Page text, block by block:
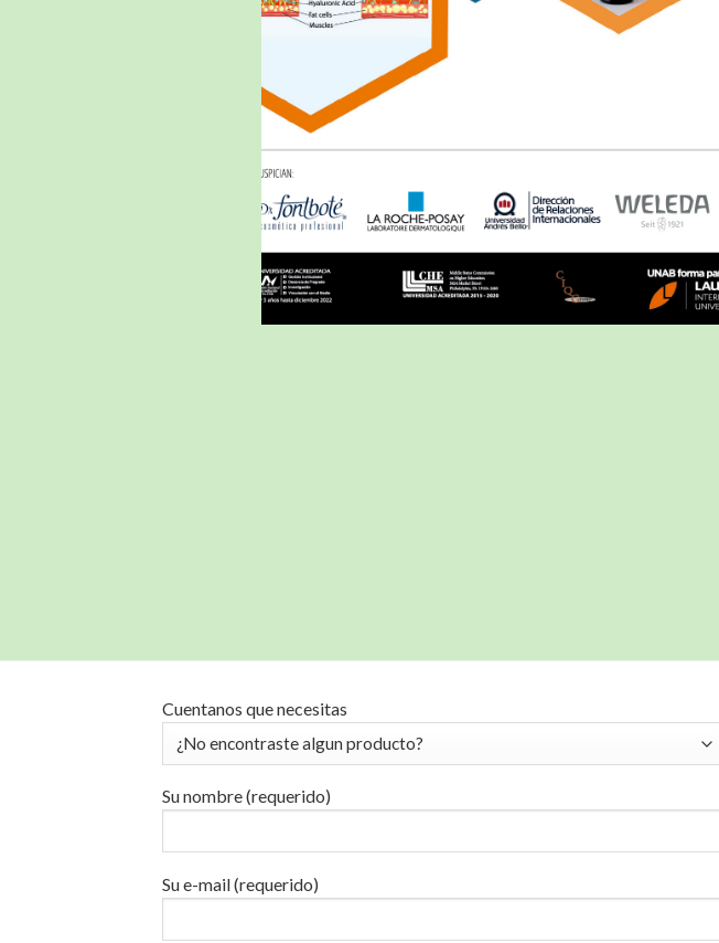
Cuentanos que necesitas
Su nombre (requerido)
Su e-mail (requerido)